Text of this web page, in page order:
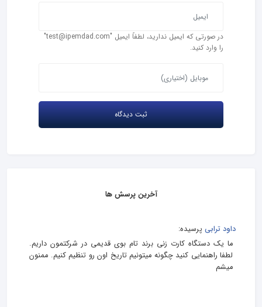
در صورتی که ایمیل ندارید، لطفاً ایمیل "test@ipemdad.com"
را وارد کنید.
آخرین پرسش ها
داود ترابی پرسیده:
ما یک دستگاه کارت زنی برند تام بوی قدیمی در شرکتمون داریم.
لطفا راهنمایی کنید چگونه میتونیم تاریخ اون رو تنظیم کنیم. ممنون
میشم